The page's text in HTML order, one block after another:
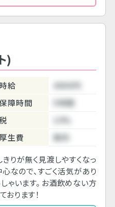
)
時給
4000円
障時間
5時間
10%
厚生費
無料
りが無く見渡しやすくなっ
なので、すごく活気があり
ゃいます。 お酒飲めない方
おります！